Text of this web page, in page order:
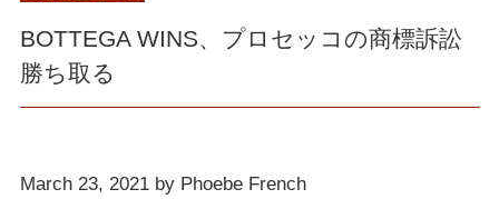
BOTTEGA WINS、プロセッコの商標訴訟
勝ち取る
March 23, 2021 by Phoebe French